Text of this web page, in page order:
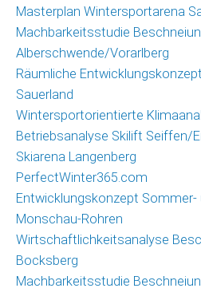
Masterplan Wintersportarena
Machbarkeitsstudie
Alberschwende/Vorarlberg
Räumliche
Sauerland
Wintersportorientierte
Betriebsanalyse Skilift Seiffen/
Skiarena Langenberg
PerfectWinter365.com
Entwicklungskonzept
Monschau-Rohren
Wirtschaftlichkeitsanalyse
Bocksberg
Machbarkeitsstudie